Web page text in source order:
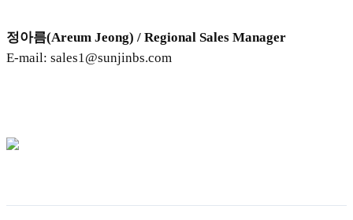
정아름(Areum Jeong) / Regional Sales Manager
E-mail: sales1@sunjinbs.com